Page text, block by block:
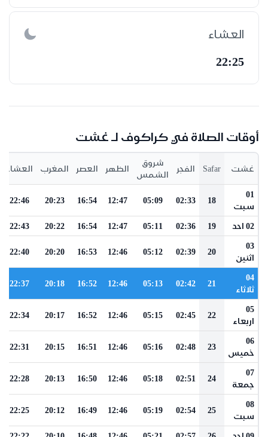
العشاء
22:25
أوقات الصلاة في كراكوف لـ غشت
غشت Safar الفجر
شروق
الشمس
الظهر العصر المغرب العشاء
01
سبت
18
02:33
05:09
12:47
16:54
20:23
22:46
02 احد 19
02:36
05:11
12:47
16:54
20:22
22:43
03
اثنين
20
02:39
05:12
12:46
16:53
20:20
22:40
04
ثلاثاء
21
02:42
05:13
12:46
16:52
20:18
22:37
05
اربعاء
22
02:45
05:15
12:46
16:52
20:17
22:34
06
خميس
23
02:48
05:16
12:46
16:51
20:15
22:31
07
جمعة
24
02:51
05:18
12:46
16:50
20:13
22:28
08
سبت
25
02:54
05:19
12:46
16:49
20:12
22:25